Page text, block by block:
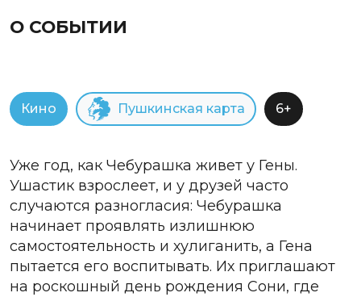
О СОБЫТИИ
Кино Пушкинская карта 6+
Уже год, как Чебурашка живет у Гены.
Ушастик взрослеет, и у друзей часто
случаются разногласия: Чебурашка
начинает проявлять излишнюю
самостоятельность и хулиганить, а Гена
пытается его воспитывать. Их приглашают
на роскошный день рождения Сони, где